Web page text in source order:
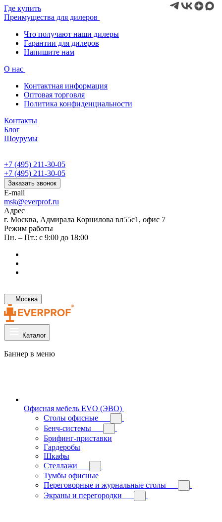
Где купить
Преимущества для дилеров
Что получают наши дилеры
Гарантии для дилеров
Напишите нам
О нас
Контактная информация
Оптовая торговля
Политика конфиденциальности
Контакты
Блог
Шоурумы
+7 (495) 211-30-05
+7 (495) 211-30-05
Заказать звонок
E-mail
msk@everprof.ru
Адрес
г. Москва, Адмирала Корнилова вл55с1, офис 7
Режим работы
Пн. – Пт.: с 9:00 до 18:00
Москва
Каталог
Баннер в меню
Офисная мебель EVO (ЭВО)
Cтолы офисные
Бенч-системы
Брифинг-приставки
Гардеробы
Шкафы
Стеллажи
Тумбы офисные
Переговорные и журнальные столы
Экраны и перегородки